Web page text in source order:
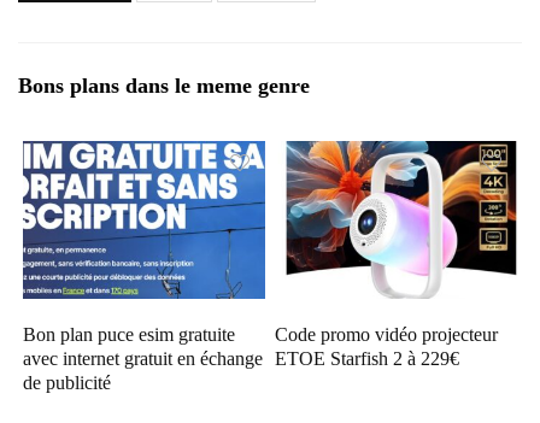
Bons plans dans le meme genre
Bon plan puce esim gratuite
avec internet gratuit en échange
de publicité
Code promo vidéo projecteur
ETOE Starfish 2 à 229€